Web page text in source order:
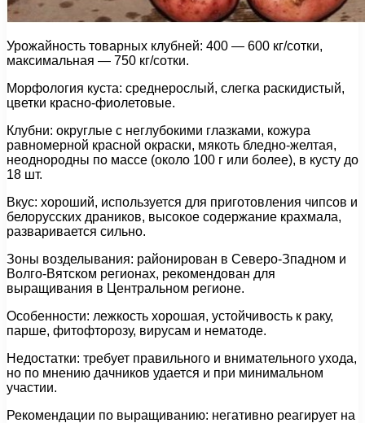
Урожайность товарных клубней: 400 — 600 кг/сотки,
максимальная — 750 кг/сотки.
Морфология куста: среднерослый, слегка раскидистый,
цветки красно-фиолетовые.
Клубни: округлые с неглубокими глазками, кожура
равномерной красной окраски, мякоть бледно-желтая,
неоднородны по массе (около 100 г или более), в кусту до
18 шт.
Вкус: хороший, используется для приготовления чипсов и
белорусских драников, высокое содержание крахмала,
разваривается сильно.
Зоны возделывания: районирован в Северо-Зпадном и
Волго-Вятском регионах, рекомендован для
выращивания в Центральном регионе.
Особенности: лежкость хорошая, устойчивость к раку,
парше, фитофторозу, вирусам и нематоде.
Недостатки: требует правильного и внимательного ухода,
но по мнению дачников удается и при минимальном
участии.
Рекомендации по выращиванию: негативно реагирует на